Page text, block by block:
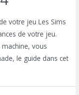
votre jeu Les Sims
de votre jeu.
vous
le guide dans cet